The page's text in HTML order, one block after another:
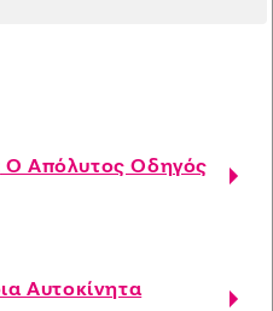
Ο Απόλυτος Οδηγός
Αυτοκίνητα